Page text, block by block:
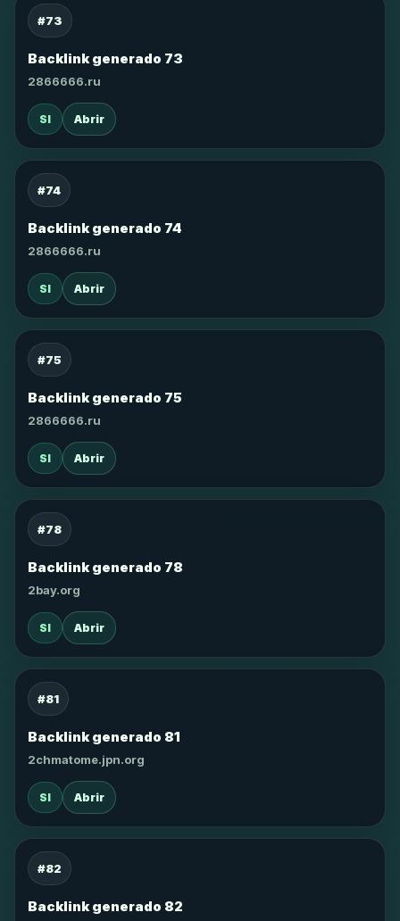
#73
Backlink generado 73
2866666.ru
SI Abrir
#74
Backlink generado 74
2866666.ru
SI Abrir
#75
Backlink generado 75
2866666.ru
SI Abrir
#78
Backlink generado 78
2bay.org
SI Abrir
#81
Backlink generado 81
2chmatome.jpn.org
SI Abrir
#82
Backlink generado 82